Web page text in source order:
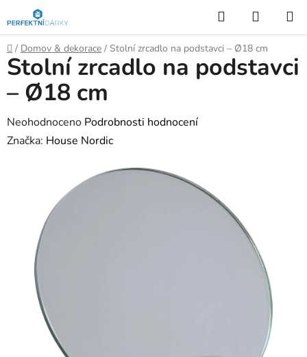
na
obsah
Hledat
KOŠÍK
Domů
/ Domov & dekorace / Stolní zrcadlo na podstavci – Ø18 cm
Stolní zrcadlo na podstavci
– Ø18 cm
Průměrné
hodnocení
hvězdiček.
Neohodnoceno Podrobnosti hodnocení
Značka: House Nordic